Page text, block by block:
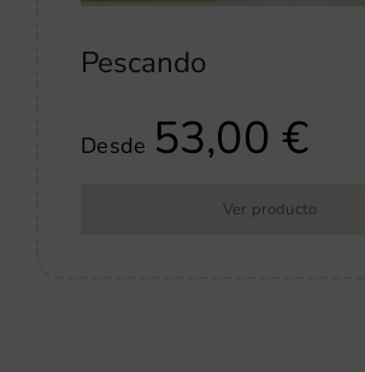
Pescando
Desde 53,00€
Ver producto